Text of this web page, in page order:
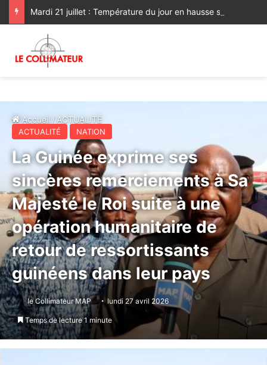
Accueil / ACTUALITÉ
ACTUALITÉ NATION
La Guinée exprime ses
sincères remerciements à Sa
Majesté le Roi suite à une
opération humanitaire de
retour de ressortissants
guinéens dans leur pays
le Collimateur MAP lundi 27 avril 2026
Temps de lecture 1 minute